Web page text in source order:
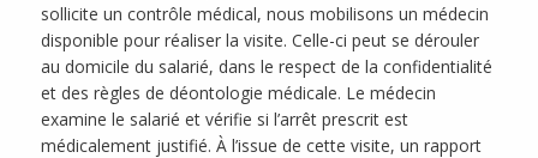
sollicite un contrôle médical, nous mobilisons un médecin
disponible pour réaliser la visite. Celle-ci peut se dérouler
au domicile du salarié, dans le respect de la confidentialité
et des règles de déontologie médicale. Le médecin
examine le salarié et vérifie si l’arrêt prescrit est
médicalement justifié. À l’issue de cette visite, un rapport